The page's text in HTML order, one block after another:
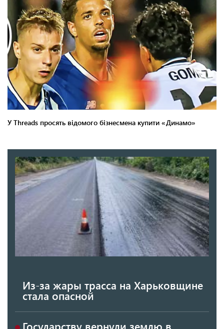
Из-за жары трасса на Харьковщине
стала опасной
Государству вернули землю в